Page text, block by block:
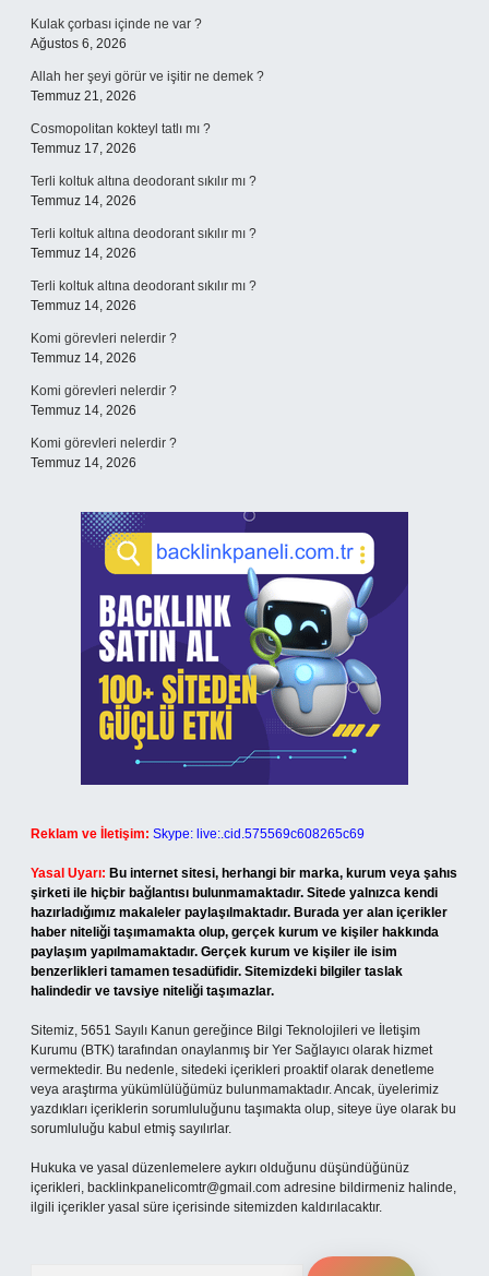
Kulak çorbası içinde ne var ?
Ağustos 6, 2026
Allah her şeyi görür ve işitir ne demek ?
Temmuz 21, 2026
Cosmopolitan kokteyl tatlı mı ?
Temmuz 17, 2026
Terli koltuk altına deodorant sıkılır mı ?
Temmuz 14, 2026
Terli koltuk altına deodorant sıkılır mı ?
Temmuz 14, 2026
Terli koltuk altına deodorant sıkılır mı ?
Temmuz 14, 2026
Komi görevleri nelerdir ?
Temmuz 14, 2026
Komi görevleri nelerdir ?
Temmuz 14, 2026
Komi görevleri nelerdir ?
Temmuz 14, 2026
Reklam ve İletişim: Skype: live:.cid.575569c608265c69
Yasal Uyarı: Bu internet sitesi, herhangi bir marka, kurum veya şahıs
şirketi ile hiçbir bağlantısı bulunmamaktadır. Sitede yalnızca kendi
hazırladığımız makaleler paylaşılmaktadır. Burada yer alan içerikler
haber niteliği taşımamakta olup, gerçek kurum ve kişiler hakkında
paylaşım yapılmamaktadır. Gerçek kurum ve kişiler ile isim
benzerlikleri tamamen tesadüfidir. Sitemizdeki bilgiler taslak
halindedir ve tavsiye niteliği taşımazlar.
Sitemiz, 5651 Sayılı Kanun gereğince Bilgi Teknolojileri ve İletişim
Kurumu (BTK) tarafından onaylanmış bir Yer Sağlayıcı olarak hizmet
vermektedir. Bu nedenle, sitedeki içerikleri proaktif olarak denetleme
veya araştırma yükümlülüğümüz bulunmamaktadır. Ancak, üyelerimiz
yazdıkları içeriklerin sorumluluğunu taşımakta olup, siteye üye olarak bu
sorumluluğu kabul etmiş sayılırlar.
Hukuka ve yasal düzenlemelere aykırı olduğunu düşündüğünüz
içerikleri, backlinkpanelicomtr@gmail.com adresine bildirmeniz halinde,
ilgili içerikler yasal süre içerisinde sitemizden kaldırılacaktır.